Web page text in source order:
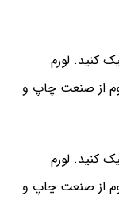
کنید. لورم
از صنعت چاپ و
کنید. لورم
از صنعت چاپ و